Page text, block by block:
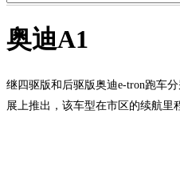
奥迪A1
继四驱版和后驱版奥迪e-tron跑车
展上推出，该车型在市区的续航里